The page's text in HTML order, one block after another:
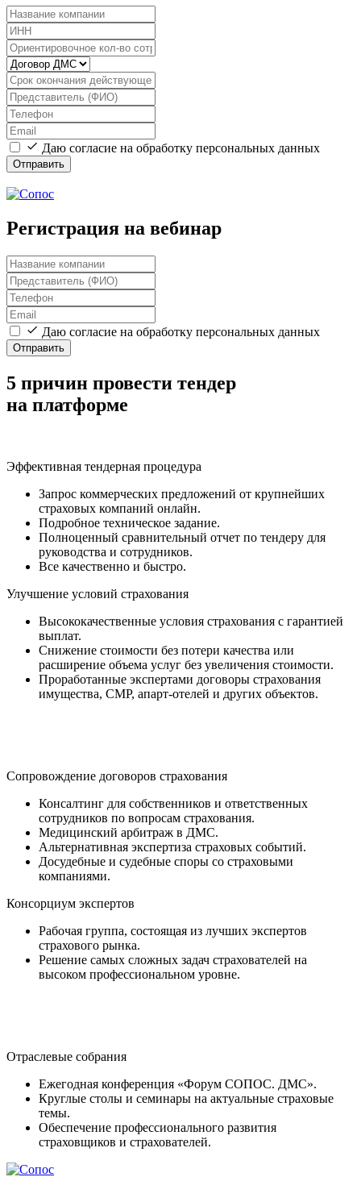
Даю согласие на обработку персональных данных
Отправить
Регистрация на вебинар
Даю согласие на обработку персональных данных
Отправить
5 причин провести тендер
на платформе
Эффективная тендерная процедура
Запрос коммерческих предложений от крупнейших
страховых компаний онлайн.
Подробное техническое задание.
Полноценный сравнительный отчет по тендеру для
руководства и сотрудников.
Все качественно и быстро.
Улучшение условий страхования
Высококачественные условия страхования с гарантией
выплат.
Снижение стоимости без потери качества или
расширение объема услуг без увеличения стоимости.
Проработанные экспертами договоры страхования
имущества, СМР, апарт-отелей и других объектов.
Сопровождение договоров страхования
Консалтинг для собственников и ответственных
сотрудников по вопросам страхования.
Медицинский арбитраж в ДМС.
Альтернативная экспертиза страховых событий.
Досудебные и судебные споры со страховыми
компаниями.
Консорциум экспертов
Рабочая группа, состоящая из лучших экспертов
страхового рынка.
Решение самых сложных задач страхователей на
высоком профессиональном уровне.
Отраслевые собрания
Ежегодная конференция «Форум СОПОС. ДМС».
Круглые столы и семинары на актуальные страховые
темы.
Обеспечение профессионального развития
страховщиков и страхователей.